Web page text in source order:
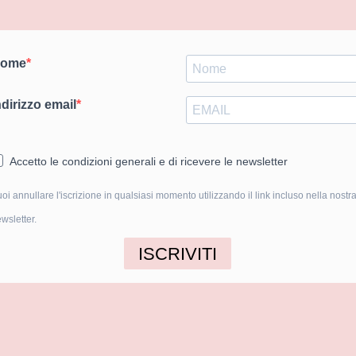
email
Accetto le condizioni generali e di ricevere le newsletter
annullare l'iscrizione in qualsiasi momento utilizzando il link incluso nella nostra
ISCRIVITI